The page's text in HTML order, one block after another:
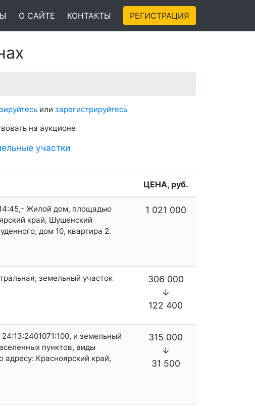
О САЙТЕ КОНТАКТЫ РЕГИСТРАЦИЯ
или зарегистрируйтесь
на аукционе
участки
ЦЕНА, руб.
Жилой дом, площадью
край, Шушенский
дом 10, квартира 2.
1 021 000
земельный участок
306 000
↓
122 400
и земельный
пунктов, виды
Красноярский край,
315 000
↓
31 500